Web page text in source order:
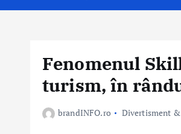
Fenomenul
turism, în
brandINFO.ro Divertisment